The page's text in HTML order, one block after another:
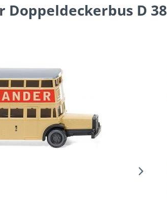
Doppeldeckerbus D 38